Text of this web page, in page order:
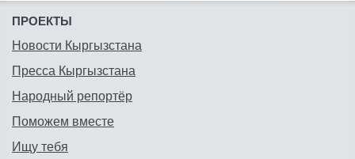
ПРОЕКТЫ
Новости Кыргызстана
Пресса Кыргызстана
Народный репортёр
Поможем вместе
Ищу тебя